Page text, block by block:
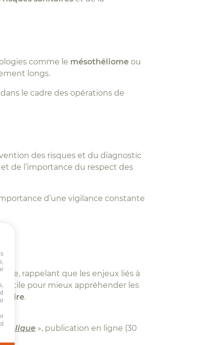
comme le mésothéliome ou
longs.
le cadre des opérations de
des risques et du diagnostic
de l’importance du respect des
d’une vigilance constante
rappelant que les enjeux liés à
utile pour mieux appréhender les
.
», publication en ligne (30